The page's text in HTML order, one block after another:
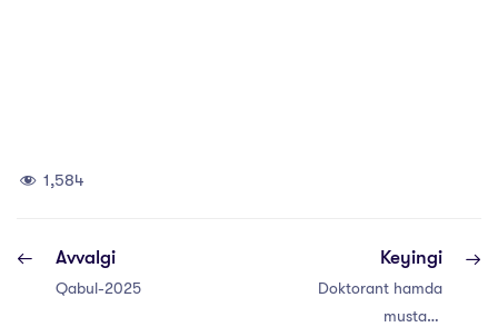
1,584
Avvalgi
Qabul-2025
Keyingi
Doktorant hamda
mustaqil